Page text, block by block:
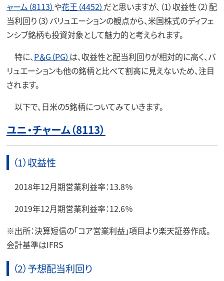
ャーム（8113） や花王（4452） だと思いますが、（1）収益性（2）配
当利回り（3）バリュエーションの観点から、米国株式のディフェ
ンシブ銘柄も投資対象として魅力的と考えられます。
特に、P＆G（PG） は、収益性と配当利回りが相対的に高く、バ
リュエーションも他の銘柄と比べて割高に見えないため、注目
されます。
以下で、日米の5銘柄についてみていきます。
ユニ・チャーム（8113）
（1）収益性
2018年12月期営業利益率：13.8％
2019年12月期営業利益率：12.6％
※出所：決算短信の「コア営業利益」項目より楽天証券作成。
会計基準はIFRS
（2）予想配当利回り